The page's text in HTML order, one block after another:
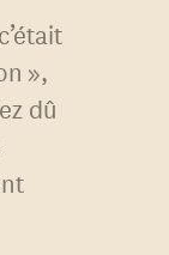
»,
dû